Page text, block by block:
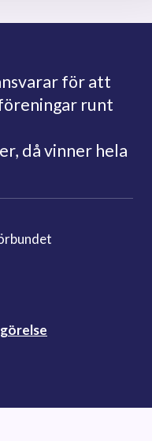
för att
runt
då vinner hela